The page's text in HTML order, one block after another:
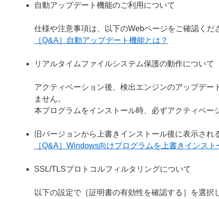
自動アップデート機能のご利用について
仕様や注意事項は、以下のWebページをご確認くだ
［Q&A］自動アップデート機能とは？
リアルタイムファイルシステム保護の動作について
アクティベーション後、検出エンジンのアップデ
ません。
本プログラムをインストール時、必ずアクティベ
旧バージョンから上書きインストール後に表示され
［Q&A］Windows向けプログラムを上書きインス
SSL/TLSプロトコルフィルタリングについて
以下の設定で［証明書の有効性を確認する］を選